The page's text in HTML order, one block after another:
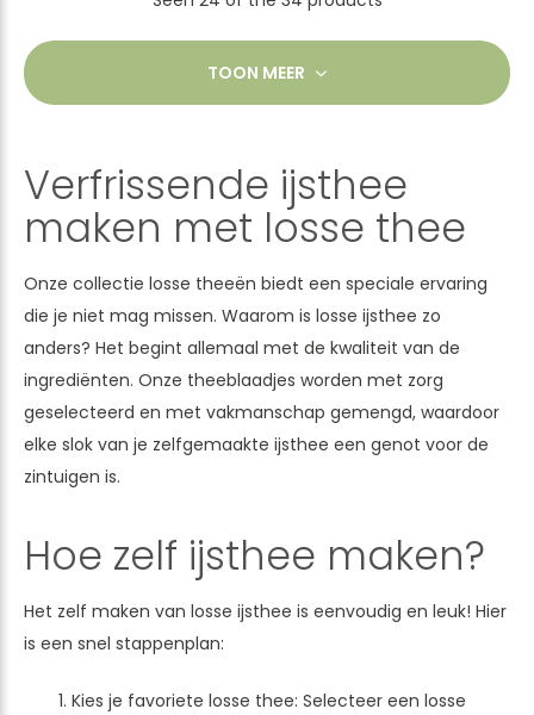
TOON MEER
Verfrissende ijsthee
maken met losse thee
Onze collectie losse theeën biedt een speciale ervaring
die je niet mag missen. Waarom is losse ijsthee zo
anders? Het begint allemaal met de kwaliteit van de
ingrediënten. Onze theeblaadjes worden met zorg
geselecteerd en met vakmanschap gemengd, waardoor
elke slok van je zelfgemaakte ijsthee een genot voor de
zintuigen is.
Hoe zelf ijsthee maken?
Het zelf maken van losse ijsthee is eenvoudig en leuk! Hier
is een snel stappenplan:
Kies je favoriete losse thee: Selecteer een losse